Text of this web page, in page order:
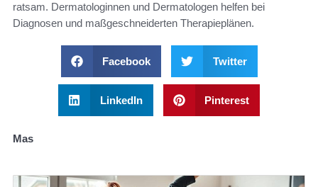
ratsam. Dermatologinnen und Dermatologen helfen bei
Diagnosen und maßgeschneiderten Therapieplänen.
Facebook Twitter
LinkedIn Pinterest
Mas